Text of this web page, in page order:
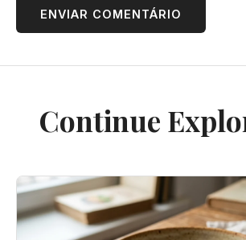
ENVIAR COMENTÁRIO
Continue